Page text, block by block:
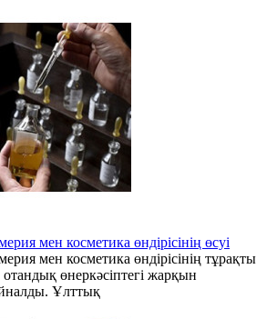
мен косметика өндірісінің өсуі
мен косметика өндірісінің тұрақты
өнеркәсіптегі жарқын
Ұлттық